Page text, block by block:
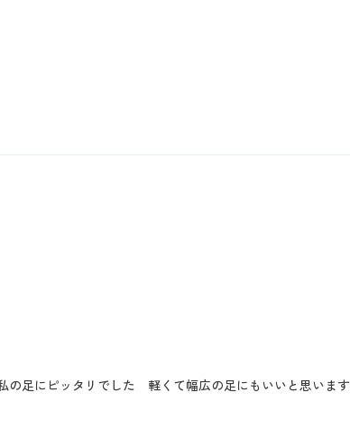
の足にピッタリでした 軽くて幅広の足にもいいと思います